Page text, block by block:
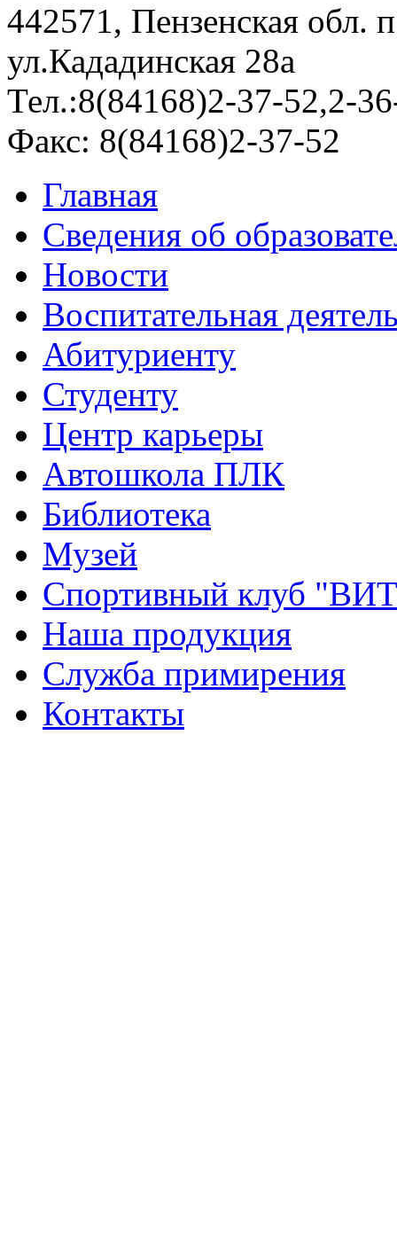
442571, Пензенская обл.
ул.Кададинская 28а
Тел.:8(84168)2-37-52,2-
Факс: 8(84168)2-37-52
Главная
Сведения об
Новости
Воспитательная
Абитуриенту
Студенту
Центр карьеры
Автошкола ПЛК
Библиотека
Музей
Спортивный клуб
Наша продукция
Служба примирения
Контакты